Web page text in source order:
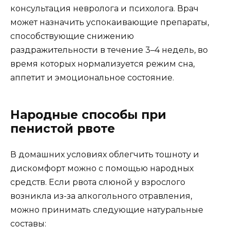
консультация невролога и психолога. Врач
может назначить успокаивающие препараты,
способствующие снижению
раздражительности в течение 3–4 недель, во
время которых нормализуется режим сна,
аппетит и эмоциональное состояние.
Народные способы при
пенистой рвоте
В домашних условиях облегчить тошноту и
дискомфорт можно с помощью народных
средств. Если рвота слюной у взрослого
возникла из-за алкогольного отравления,
можно принимать следующие натуральные
составы: